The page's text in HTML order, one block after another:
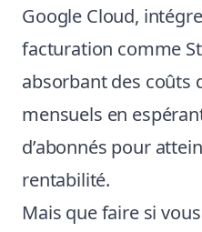
Google Cloud,
facturation comme
absorbant des coûts
mensuels en
d’abonnés pour
rentabilité.
Mais que faire si